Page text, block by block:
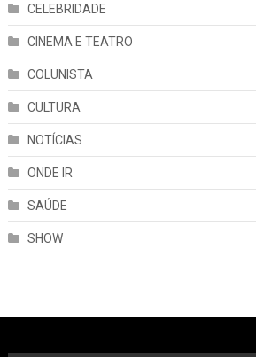
CELEBRIDADE
CINEMA E TEATRO
COLUNISTA
CULTURA
NOTÍCIAS
ONDE IR
SAÚDE
SHOW